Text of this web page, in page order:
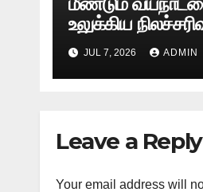
உலுக்கிய
-அதிர்ச்சியூட்டும்
காட்சிகள்!
JUL 7, 2026 ADMIN
Leave a Reply
Your email address will